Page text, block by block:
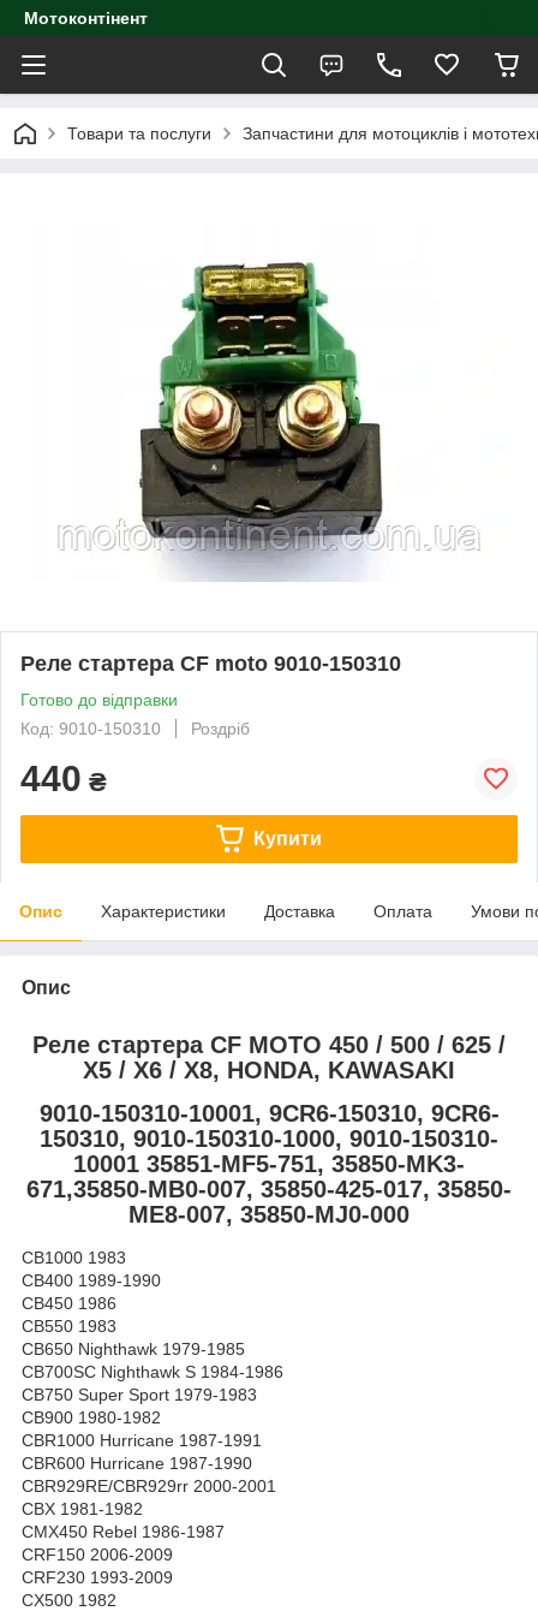
Мотоконтінент
Товари та послуги Запчастини для мотоциклів і
Реле стартера CF moto 9010-150310
Готово до відправки
Код: 9010-150310
Роздріб
440 ₴
Купити
Опис Характеристики Доставка Оплата Умови
Опис
Реле стартера CF MOTO 450 / 500 / 625 /
X5 / X6 / X8, HONDA, KAWASAKI
9010-150310-10001, 9CR6-150310, 9CR6-
150310, 9010-150310-1000, 9010-150310-
10001 35851-MF5-751, 35850-MK3-
671,35850-MB0-007, 35850-425-017, 35850-
ME8-007, 35850-MJ0-000
CB1000 1983
CB400 1989-1990
CB450 1986
CB550 1983
CB650 Nighthawk 1979-1985
CB700SC Nighthawk S 1984-1986
CB750 Super Sport 1979-1983
CB900 1980-1982
CBR1000 Hurricane 1987-1991
CBR600 Hurricane 1987-1990
CBR929RE/CBR929rr 2000-2001
CBX 1981-1982
CMX450 Rebel 1986-1987
CRF150 2006-2009
CRF230 1993-2009
CX500 1982